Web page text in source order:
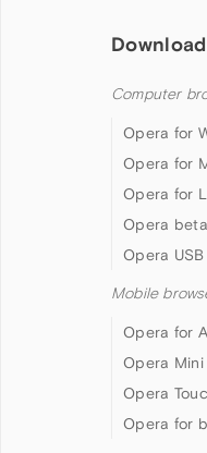
Computer
Opera for
Opera for
Opera for
Opera
Opera USB
Mobile
Opera for
Opera Mini
Opera
Opera for